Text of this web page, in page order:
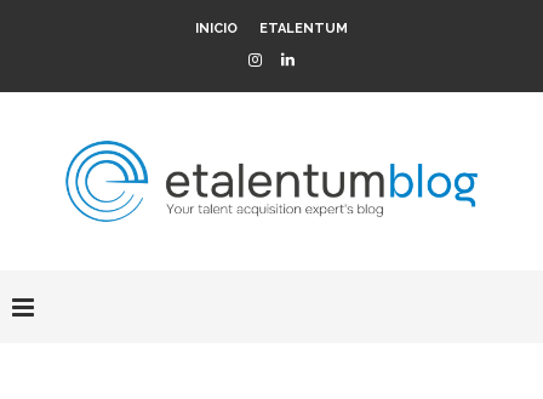
INICIO ETALENTUM